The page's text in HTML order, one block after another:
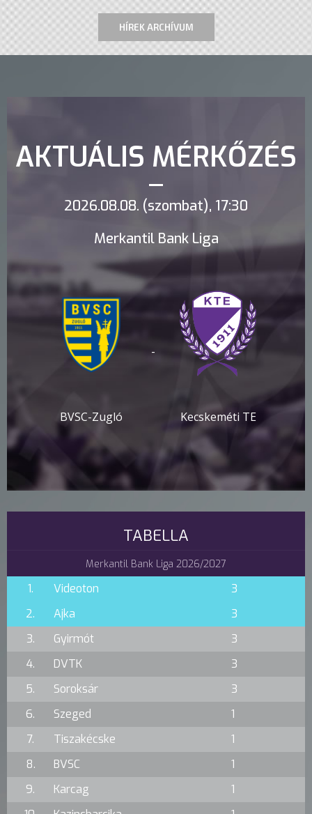
HÍREK ARCHÍVUM
AKTUÁLIS MÉRKŐZÉS
2026.08.08. (szombat), 17:30
Merkantil Bank Liga
BVSC-Zugló
-
Kecskeméti TE
TABELLA
Merkantil Bank Liga 2026/2027
1. Videoton
3
2.
Ajka
3
3.
Gyirmót
3
4.
DVTK
3
5.
Soroksár
3
6.
Szeged
1
7.
Tiszakécske
1
8.
BVSC
1
9.
Karcag
1